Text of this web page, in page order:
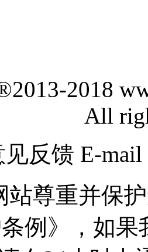
2018
All
反馈 E-mail
站尊重并保
例》，如